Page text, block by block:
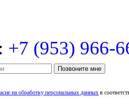
+7 (953) 966-
Позвоните мне
на обработку персональных данных в